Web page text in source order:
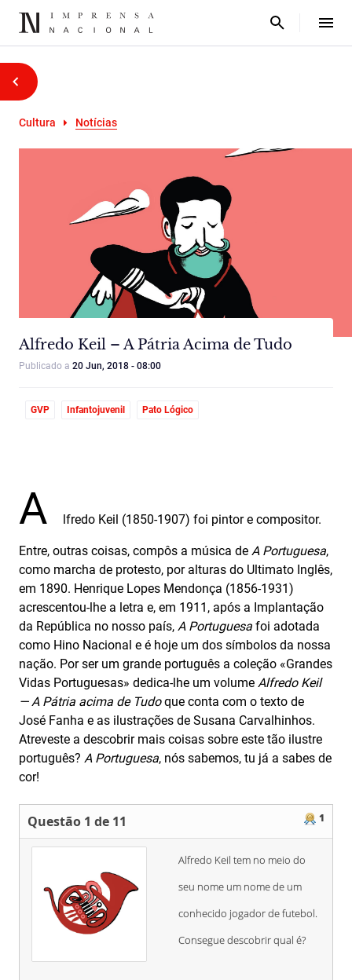
Cultura Notícias
Alfredo Keil – A Pátria Acima de Tudo
Publicado a 20 Jun, 2018 - 08:00
GVP Infantojuvenil Pato Lógico
A lfredo Keil (1850-1907) foi pintor e compositor.
Entre, outras coisas, compôs a música de A Portuguesa,
como marcha de protesto, por alturas do Ultimato Inglês,
em 1890. Henrique Lopes Mendonça (1856-1931)
acrescentou-lhe a letra e, em 1911, após a Implantação
da República no nosso país, A Portuguesa foi adotada
como Hino Nacional e é hoje um dos símbolos da nossa
nação. Por ser um grande português a coleção «Grandes
Vidas Portuguesas» dedica-lhe um volume Alfredo Keil
— A Pátria acima de Tudoque conta com o texto de
José Fanha e as ilustrações de Susana Carvalhinhos.
Atreveste a descobrir mais coisas sobre este tão ilustre
português? A Portuguesa, nós sabemos, tu já a sabes de
cor!